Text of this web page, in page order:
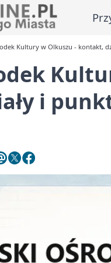
Kultury w Olkuszu - kontakt,
i